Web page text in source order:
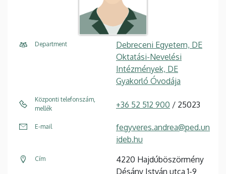
Department
Debreceni Egyetem, DE
Oktatási-Nevelési
Intézmények, DE
Gyakorló Óvodája
Központi telefonszám,
mellék
+36 52 512 900 / 25023
E-mail
fegyveres.andrea@ped.un
ideb.hu
Cím
4220 Hajdúböszörmény
Désány István utca 1-9